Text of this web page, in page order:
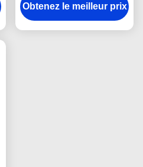
boissons d'Imega
Obtenez le meilleur prix